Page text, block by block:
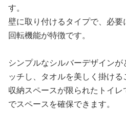
す。
壁に取り付けるタイプで、必
回転機能が特徴です。
シンプルなシルバーデザイン
ッチし、タオルを美しく掛ける
収納スペースが限られたトイ
でスペースを確保できます。